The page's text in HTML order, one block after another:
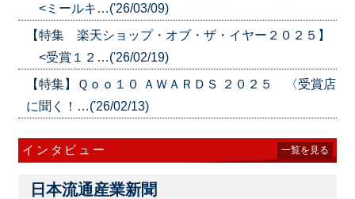
<ミールキ…('26/03/09)
【特集 楽天ショップ・オブ・ザ・イヤー２０２５】
<受賞１２…('26/02/19)
【特集】Ｑｏｏ１０ ＡＷＡＲＤＳ ２０２５ 〈受賞店
に聞く！…('26/02/13)
インタビュー 一覧を見る
日本流通産業新聞